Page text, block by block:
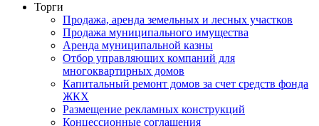
Торги
Продажа, аренда земельных и лесных участков
Продажа муниципального имущества
Аренда муниципальной казны
Отбор управляющих компаний для
многоквартирных домов
Капитальный ремонт домов за счет средств фонда
ЖКХ
Размещение рекламных конструкций
Концессионные соглашения